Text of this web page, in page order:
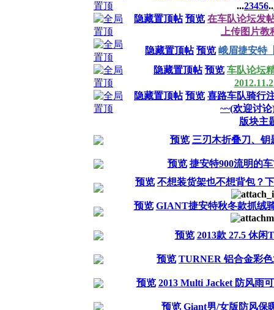
...23456..
隐藏置顶帖 预览 在车队论坛发
上传图片教
隐藏置顶帖 预览 峨眉捷安特
隐藏置顶帖 预览 车队论坛
隐藏置顶帖 预览 喜路车队骑行
~~(欢迎讨论
版块主
预览 三刃木折叠刀、钥
预览 捷安特900流明的
预览 不想装货架也不想背包？
预览 GIANT捷安特秋冬款抓绒
预览 2013款 27.5 休闲
预览 TURNER 铝合金彩
预览 2013 Multi Jacket 防风雨
预览 Giant男/女版防风保